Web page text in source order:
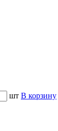
шт В корзину